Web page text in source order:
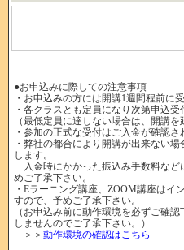
●お申込みに際しての注意事項
・お申込みの方には開講1週間程前に
・各クラスとも定員になり次第申込受
（最低定員に達しない場合は、開講
・参加の正式な受付はご入金が確認さ
・弊社の都合により開講が出来ない
します。
入金時にかかった振込み手数料など
めご了承下さい。
・Eラーニング講座、ZOOM講座はイ
すので、予めご了承下さい。
（お申込み前に動作環境を必ずご確
しませんのでご了承下さい。）
＞＞ 動作環境の確認はこちら